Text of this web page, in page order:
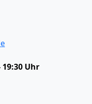
19:30 Uhr